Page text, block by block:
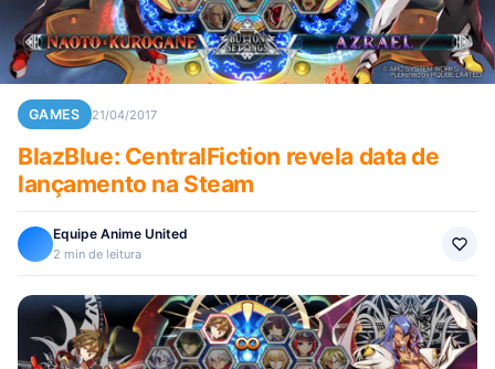
GAMES 21/04/2017
BlazBlue: CentralFiction revela data de
lançamento na Steam
Equipe Anime United
2 min de leitura